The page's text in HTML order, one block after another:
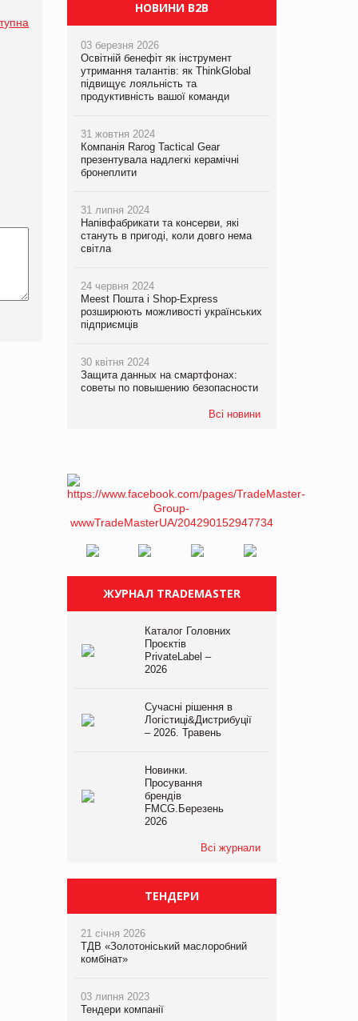
НОВИНИ B2B
03 березня 2026
Освітній бенефіт як інструмент
утримання талантів: як ThinkGlobal
підвищує лояльність та
продуктивність вашої команди
31 жовтня 2024
Компанія Rarog Tactical Gear
презентувала надлегкі керамічні
бронеплити
31 липня 2024
Напівфабрикати та консерви, які
стануть в пригоді, коли довго нема
світла
24 червня 2024
Meest Пошта і Shop-Express
розширюють можливості українських
підприємців
30 квітня 2024
Защита данных на смартфонах:
советы по повышению безопасности
Всі новини
ЖУРНАЛ TRADEMASTER
Каталог Головних
Проєктів
PrivateLabel –
2026
Сучасні рішення в
Логістиці&Дистрибуції
– 2026. Травень
Новинки.
Просування
брендів
FMCG.Березень
2026
Всі журнали
ТЕНДЕРИ
21 січня 2026
ТДВ «Золотоніський маслоробний
комбінат»
03 липня 2023
Тендери компанії